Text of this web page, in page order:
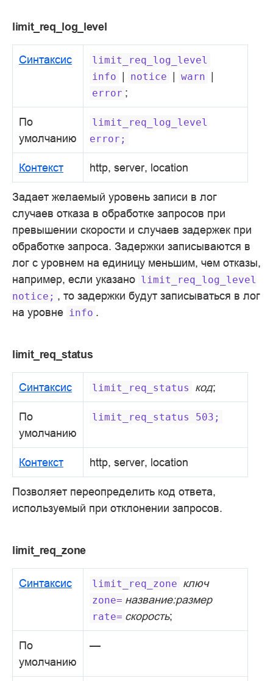
limit_req_log_level
Синтаксис
limit_req_log_level
info | notice | warn |
error ;
По
умолчанию
limit_req_log_level
error;
Контекст http, server, location
Задает желаемый уровень записи в лог
случаев отказа в обработке запросов при
превышении скорости и случаев задержек при
обработке запроса. Задержки записываются в
лог с уровнем на единицу меньшим, чем отказы,
например, если указано limit_req_log_level
notice; , то задержки будут записываться в лог
на уровне info .
limit_req_status
Синтаксис limit_req_status код;
По
умолчанию
limit_req_status 503;
Контекст http, server, location
Позволяет переопределить код ответа,
используемый при отклонении запросов.
limit_req_zone
Синтаксис limit_req_zone ключ
zone= название:размер
rate= скорость;
По
умолчанию
—